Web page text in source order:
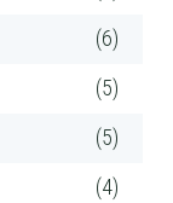
(6)
(5)
(5)
(4)